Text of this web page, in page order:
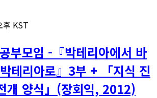
후 KST
부모임 -『박테리아에서 바
테리아로』3부 + 「지식 진
개 양식」(장회익, 2012)